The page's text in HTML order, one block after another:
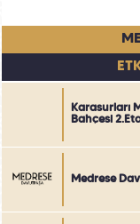
Karasurları
Bahçesi
Medrese